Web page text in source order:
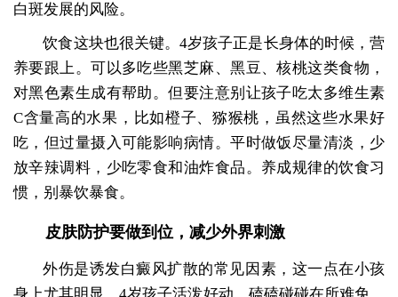
白斑发展的风险。
饮食这块也很关键。4岁孩子正是长身体的时候，营
养要跟上。可以多吃些黑芝麻、黑豆、核桃这类食物，
对黑色素生成有帮助。但要注意别让孩子吃太多维生素
C含量高的水果，比如橙子、猕猴桃，虽然这些水果好
吃，但过量摄入可能影响病情。平时做饭尽量清淡，少
放辛辣调料，少吃零食和油炸食品。养成规律的饮食习
惯，别暴饮暴食。
皮肤防护要做到位，减少外界刺激
外伤是诱发白癜风扩散的常见因素，这一点在小孩